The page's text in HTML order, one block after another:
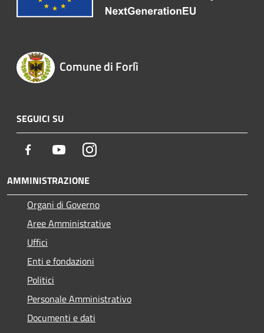
Comune di Forlì
SEGUICI SU
Facebook YoutubeInstagram
AMMINISTRAZIONE
Organi di Governo
Aree Amministrative
Uffici
Enti e fondazioni
Politici
Personale Amministrativo
Documenti e dati